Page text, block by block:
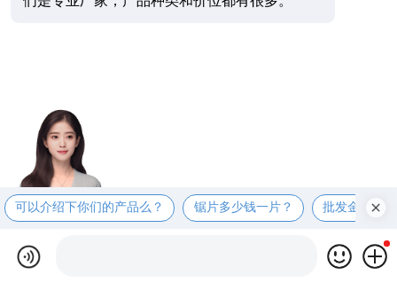
可以介绍下你们的产品么？ 锯片多少钱一片？ 批发金刚石